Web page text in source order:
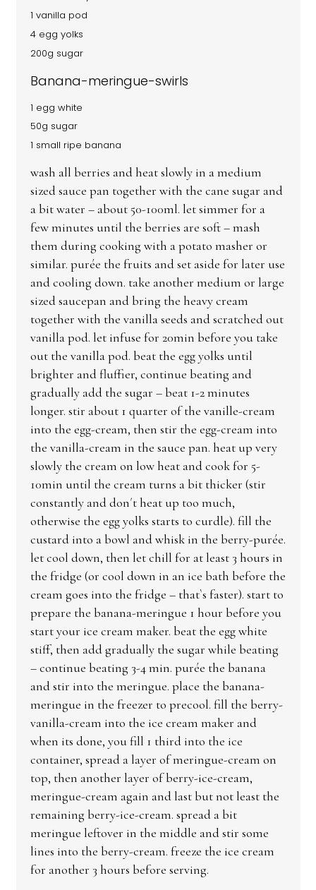
1 vanilla pod
4 egg yolks
200g sugar
Banana-meringue-swirls
1 egg white
50g sugar
1 small ripe banana
wash all berries and heat slowly in a medium
sized sauce pan together with the cane sugar and
a bit water – about 50-100ml. let simmer for a
few minutes until the berries are soft – mash
them during cooking with a potato masher or
similar. purée the fruits and set aside for later use
and cooling down. take another medium or large
sized saucepan and bring the heavy cream
together with the vanilla seeds and scratched out
vanilla pod. let infuse for 20min before you take
out the vanilla pod. beat the egg yolks until
brighter and fluffier, continue beating and
gradually add the sugar – beat 1-2 minutes
longer. stir about 1 quarter of the vanille-cream
into the egg-cream, then stir the egg-cream into
the vanilla-cream in the sauce pan. heat up very
slowly the cream on low heat and cook for 5-
10min until the cream turns a bit thicker (stir
constantly and don´t heat up too much,
otherwise the egg yolks starts to curdle). fill the
custard into a bowl and whisk in the berry-purée.
let cool down, then let chill for at least 3 hours in
the fridge (or cool down in an ice bath before the
cream goes into the fridge – that`s faster). start to
prepare the banana-meringue 1 hour before you
start your ice cream maker. beat the egg white
stiff, then add gradually the sugar while beating
– continue beating 3-4 min. purée the banana
and stir into the meringue. place the banana-
meringue in the freezer to precool. fill the berry-
vanilla-cream into the ice cream maker and
when its done, you fill 1 third into the ice
container, spread a layer of meringue-cream on
top, then another layer of berry-ice-cream,
meringue-cream again and last but not least the
remaining berry-ice-cream. spread a bit
meringue leftover in the middle and stir some
lines into the berry-cream. freeze the ice cream
for another 3 hours before serving.